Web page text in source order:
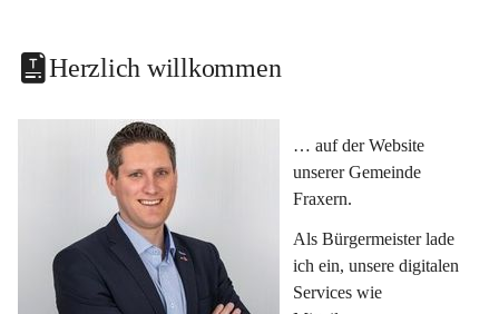
Herzlich willkommen
… auf der Website
unserer Gemeinde
Fraxern.
Als Bürgermeister lade
ich ein, unsere digitalen
Services wie